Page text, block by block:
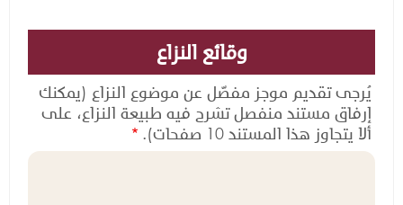
وقائع النزاع
يُرجى تقديم موجز مفصّل عن موضوع النزاع (يمكنك
إرفاق مستند منفصل تشرح فيه طبيعة النزاع، على
ألا يتجاوز هذا المستند 10 صفحات).